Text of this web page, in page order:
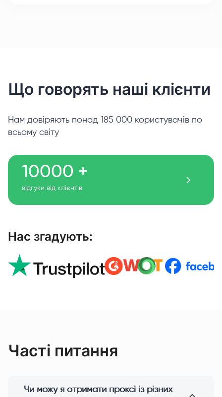
Що говорять наші клієнти
Нам довіряють понад 185 000 користувачів по
всьому світу
10000 +
відгуки від клієнтів
Нас згадують:
Часті питання
Чи можу я отримати проксі із різних